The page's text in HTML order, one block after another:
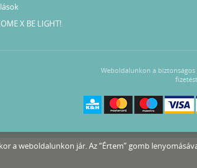
X BE LIGHT!
Weboldalunkon a
a weboldalunkon jár. Az “Értem” gomb